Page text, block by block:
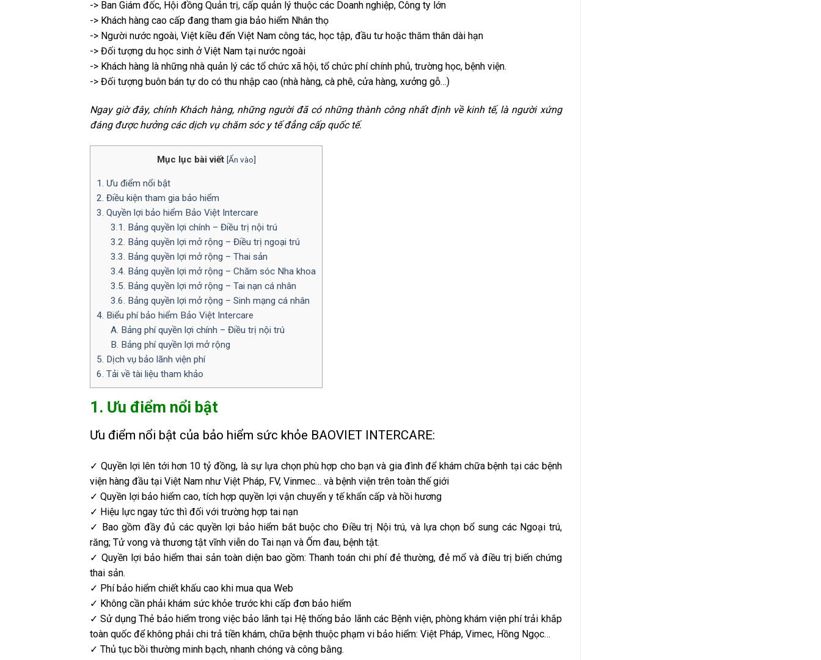
-> Ban Giám đốc, Hội đồng Quản trị, cấp quản lý thuộc các Doanh nghiệp, Công ty lớn
-> Khách hàng cao cấp đang tham gia bảo hiểm Nhân thọ
-> Người nước ngoài, Việt kiều đến Việt Nam công tác, học tập, đầu tư hoặc thăm thân dài hạn
-> Đối tượng du học sinh ở Việt Nam tại nước ngoài
-> Khách hàng là những nhà quản lý các tổ chức xã hội, tổ chức phí chính phủ, trường học, bệnh viện.
-> Đối tượng buôn bán tự do có thu nhập cao (nhà hàng, cà phê, cửa hàng, xưởng gỗ…)
Ngay giờ đây, chính Khách hàng, những người đã có những thành công nhất định về kinh tế, là người xứng
đáng được hưởng các dịch vụ chăm sóc y tế đẳng cấp quốc tế.
Mục lục bài viết [Ẩn vào]
1. Ưu điểm nổi bật
2. Điều kiện tham gia bảo hiểm
3. Quyền lợi bảo hiểm Bảo Việt Intercare
3.1. Bảng quyền lợi chính – Điều trị nội trú
3.2. Bảng quyền lợi mở rộng – Điều trị ngoại trú
3.3. Bảng quyền lợi mở rộng – Thai sản
3.4. Bảng quyền lợi mở rộng – Chăm sóc Nha khoa
3.5. Bảng quyền lợi mở rộng – Tai nạn cá nhân
3.6. Bảng quyền lợi mở rộng – Sinh mạng cá nhân
4. Biểu phí bảo hiểm Bảo Việt Intercare
A. Bảng phí quyền lợi chính – Điều trị nội trú
B. Bảng phí quyền lợi mở rộng
5. Dịch vụ bảo lãnh viện phí
6. Tải về tài liệu tham khảo
1. Ưu điểm nổi bật
Ưu điểm nổi bật của bảo hiểm sức khỏe BAOVIET INTERCARE:
✓ Quyền lợi lên tới hơn 10 tỷ đồng, là sự lựa chọn phù hợp cho bạn và gia đình để khám chữa bệnh tại các bệnh
viện hàng đầu tại Việt Nam như Việt Pháp, FV, Vinmec… và bệnh viện trên toàn thế giới
✓ Quyền lợi bảo hiểm cao, tích hợp quyền lợi vận chuyển y tế khẩn cấp và hồi hương
✓ Hiệu lực ngay tức thì đối với trường hợp tai nạn
✓ Bao gồm đầy đủ các quyền lợi bảo hiểm bắt buộc cho Điều trị Nội trú, và lựa chọn bổ sung các Ngoại trú,
răng; Tử vong và thương tật vĩnh viễn do Tai nạn và Ốm đau, bệnh tật.
✓ Quyền lợi bảo hiểm thai sản toàn diện bao gồm: Thanh toán chi phí đẻ thường, đẻ mổ và điều trị biến chứng
thai sản.
✓ Phí bảo hiểm chiết khấu cao khi mua qua Web
✓ Không cần phải khám sức khỏe trước khi cấp đơn bảo hiểm
✓ Sử dụng Thẻ bảo hiểm trong việc bảo lãnh tại Hệ thống bảo lãnh các Bệnh viện, phòng khám viện phí trải khắp
toàn quốc để không phải chi trả tiền khám, chữa bệnh thuộc phạm vi bảo hiểm: Việt Pháp, Vimec, Hồng Ngọc…
✓ Thủ tục bồi thường minh bạch, nhanh chóng và công bằng.